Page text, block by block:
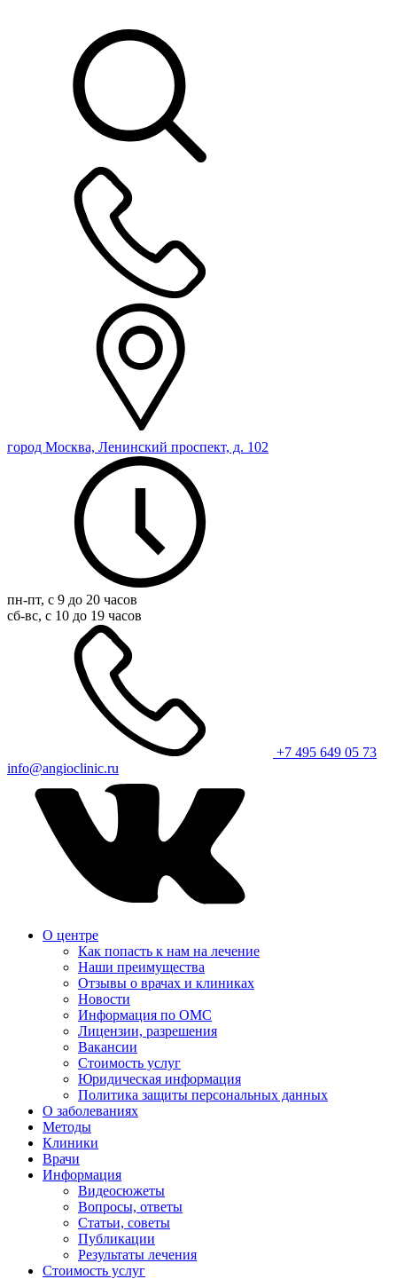
город Москва, Ленинский проспект, д. 102
пн-пт, с 9 до 20 часов
сб-вс, с 10 до 19 часов
+7 495 649 05 73
info@angioclinic.ru
О центре
Как попасть к нам на лечение
Наши преимущества
Отзывы о врачах и клиниках
Новости
Информация по ОМС
Лицензии, разрешения
Вакансии
Стоимость услуг
Юридическая информация
Политика защиты персональных данных
О заболеваниях
Методы
Клиники
Врачи
Информация
Видеосюжеты
Вопросы, ответы
Статьи, советы
Публикации
Результаты лечения
Стоимость услуг